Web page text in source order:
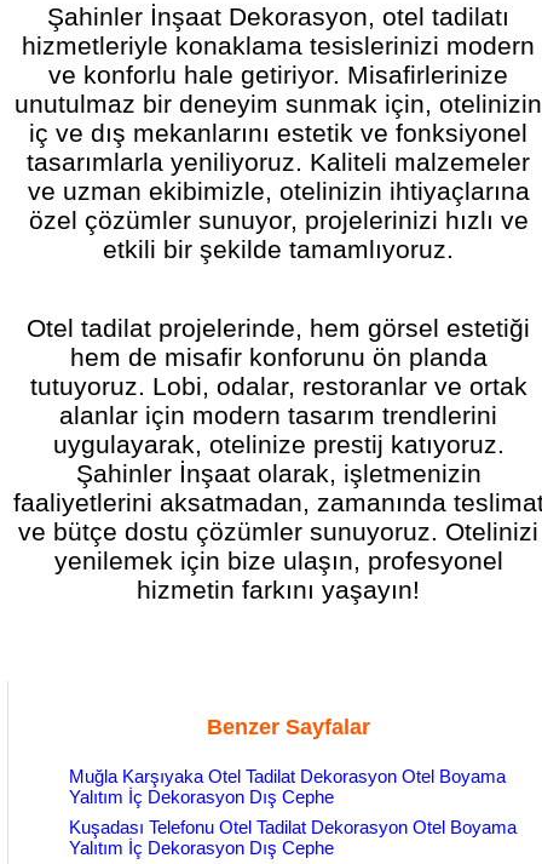
Şahinler İnşaat Dekorasyon, otel tadilatı
hizmetleriyle konaklama tesislerinizi modern
ve konforlu hale getiriyor. Misafirlerinize
unutulmaz bir deneyim sunmak için, otelinizin
iç ve dış mekanlarını estetik ve fonksiyonel
tasarımlarla yeniliyoruz. Kaliteli malzemeler
ve uzman ekibimizle, otelinizin ihtiyaçlarına
özel çözümler sunuyor, projelerinizi hızlı ve
etkili bir şekilde tamamlıyoruz.
Otel tadilat projelerinde, hem görsel estetiği
hem de misafir konforunu ön planda
tutuyoruz. Lobi, odalar, restoranlar ve ortak
alanlar için modern tasarım trendlerini
uygulayarak, otelinize prestij katıyoruz.
Şahinler İnşaat olarak, işletmenizin
faaliyetlerini aksatmadan, zamanında
ve bütçe dostu çözümler sunuyoruz. Otelinizi
yenilemek için bize ulaşın, profesyonel
hizmetin farkını yaşayın!
Benzer Sayfalar
Muğla Karşıyaka Otel Tadilat Dekorasyon Otel Boyama
Yalıtım İç Dekorasyon Dış Cephe
Kuşadası Telefonu Otel Tadilat Dekorasyon Otel Boyama
Yalıtım İç Dekorasyon Dış Cephe